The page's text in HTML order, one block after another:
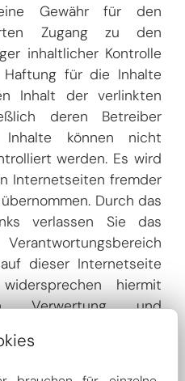
Gewähr für den
Zugang zu den
inhaltlicher Kontrolle
für die Inhalte
Inhalt der verlinkten
deren Betreiber
Inhalte können nicht
werden. Es wird
Internetseiten fremder
Durch das
verlassen Sie das
dieser Internetseite
hiermit
Verwertung und